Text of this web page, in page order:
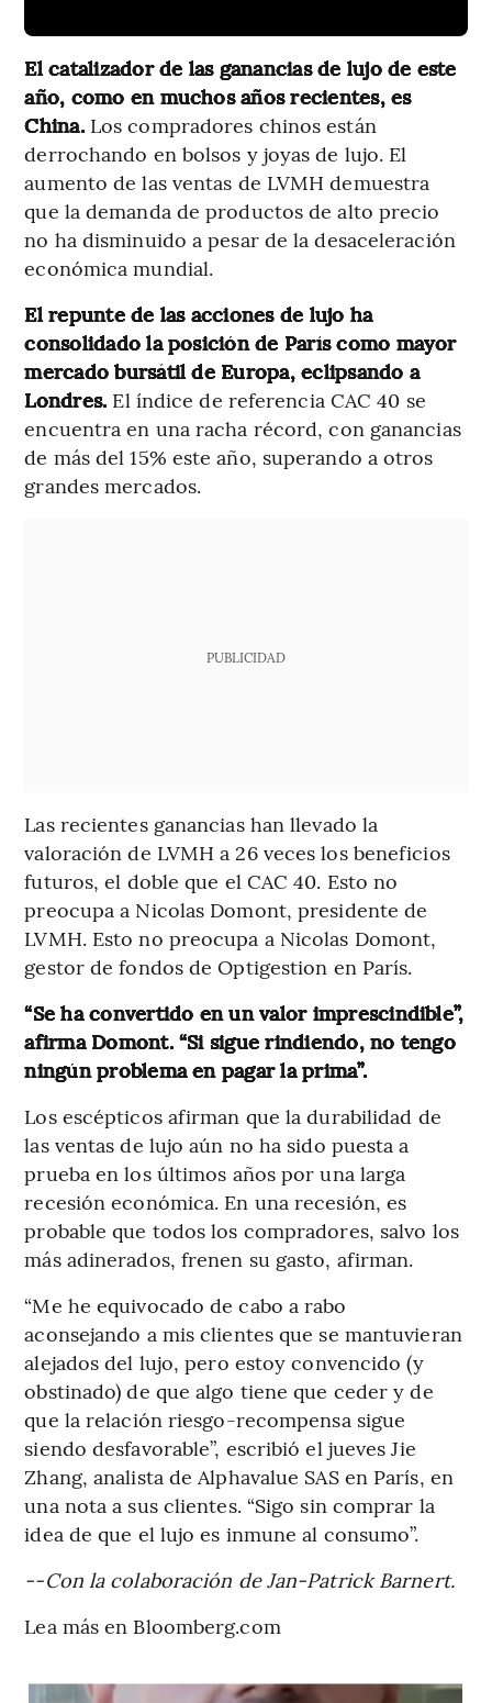
El catalizador de las ganancias de lujo de este
año, como en muchos años recientes, es
China.Los compradores chinos están
derrochando en bolsos y joyas de lujo. El
aumento de las ventas de LVMH demuestra
que la demanda de productos de alto precio
no ha disminuido a pesar de la desaceleración
económica mundial.
El repunte de las acciones de lujo ha
consolidado la posición de París como mayor
mercado bursátil de Europa, eclipsando a
Londres. El índice de referencia CAC 40 se
encuentra en una racha récord, con ganancias
de más del 15% este año, superando a otros
grandes mercados.
PUBLICIDAD
Las recientes ganancias han llevado la
valoración de LVMH a 26 veces los beneficios
futuros, el doble que el CAC 40. Esto no
preocupa a Nicolas Domont, presidente de
LVMH. Esto no preocupa a Nicolas Domont,
gestor de fondos de Optigestion en París.
“Se ha convertido en un valor imprescindible”,
afirma Domont. “Si sigue rindiendo, no tengo
ningún problema en pagar la prima”.
Los escépticos afirman que la durabilidad de
las ventas de lujo aún no ha sido puesta a
prueba en los últimos años por una larga
recesión económica. En una recesión, es
probable que todos los compradores, salvo los
más adinerados, frenen su gasto, afirman.
“Me he equivocado de cabo a rabo
aconsejando a mis clientes que se mantuvieran
alejados del lujo, pero estoy convencido (y
obstinado) de que algo tiene que ceder y de
que la relación riesgo-recompensa sigue
siendo desfavorable”, escribió el jueves Jie
Zhang, analista de Alphavalue SAS en París, en
una nota a sus clientes. “Sigo sin comprar la
idea de que el lujo es inmune al consumo”.
--Con la colaboración de Jan-Patrick Barnert.
Lea más en Bloomberg.com